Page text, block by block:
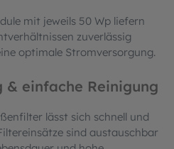
mit jeweils 50 Wp liefern
zuverlässig
optimale Stromversorgung.
einfache Reinigung
lässt sich schnell und
sind austauschbar